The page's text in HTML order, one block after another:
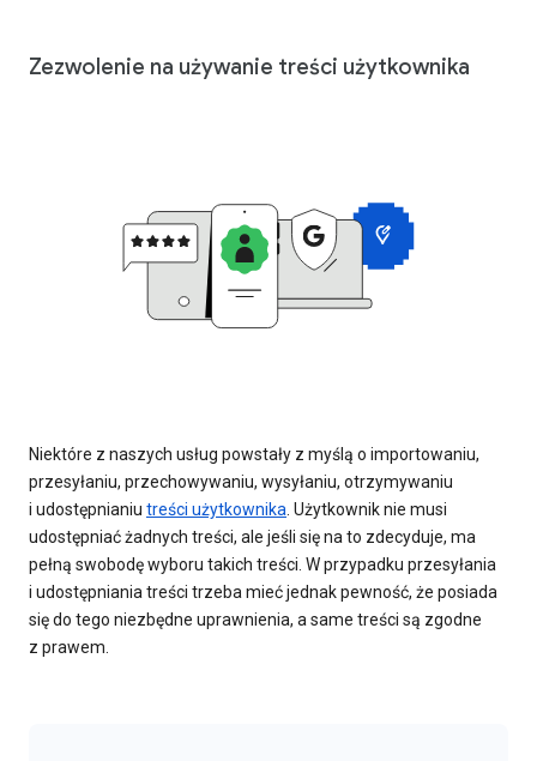
Zezwolenie na używanie treści użytkownika
Niektóre z naszych usług powstały z myślą o importowaniu,
przesyłaniu, przechowywaniu, wysyłaniu, otrzymywaniu
i udostępnianiu treści użytkownika. Użytkownik nie musi
udostępniać żadnych treści, ale jeśli się na to zdecyduje, ma
pełną swobodę wyboru takich treści. W przypadku przesyłania
i udostępniania treści trzeba mieć jednak pewność, że posiada
się do tego niezbędne uprawnienia, a same treści są zgodne
z prawem.